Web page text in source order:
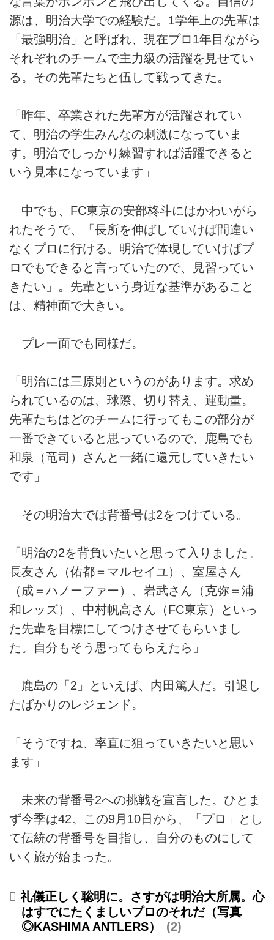
源は、明治大学での経験だ。1学年上の先輩は
「最強明治」と呼ばれ、現在プロ1年目ながら
それぞれのチームで主力級の活躍を見せてい
る。その先輩たちと伍して戦ってきた。
「昨年、卒業された先輩方が活躍されてい
て、明治の学生みんなの刺激になっていま
す。明治でしっかり練習すれば活躍できると
いう見本になっています」
中でも、FC東京の安部柊斗にはかわいがら
れたそうで、「長所を伸ばしていけば間違い
なくプロに行ける。明治で体現していけばプ
ロでもできると言っていたので、見習ってい
きたい」。先輩という身近な基準があること
は、精神面で大きい。
プレー面でも同様だ。
「明治には三原則というのがあります。求め
られているのは、球際、切り替え、運動量。
先輩たちはどのチームに行ってもこの部分が
一番できていると思っているので、鹿島でも
和泉（竜司）さんと一緒に還元していきたい
です」
その明治大では背番号は2をつけている。
「明治の2を背負いたいと思って入りました。
長友さん（佑都＝マルセイユ）、室屋さん
（成＝ハノーファー）、岩武さん（克弥＝浦
和レッズ）、中村帆高さん（FC東京）といっ
た先輩を目標にしてつけさせてもらいまし
た。自分もそう思ってもらえたら」
鹿島の「2」といえば、内田篤人だ。引退し
たばかりのレジェンド。
「そうですね、率直に狙っていきたいと思い
ます」
未来の背番号2への挑戦を宣言した。ひとま
ず今季は42。この9月10日から、「プロ」とし
て伝統の背番号を目指し、自分のものにして
いく旅が始まった。
礼儀正しく聡明に。さすがは明治大所属。心
はすでにたくましいプロのそれだ（写真
◎KASHIMA ANTLERS）
2